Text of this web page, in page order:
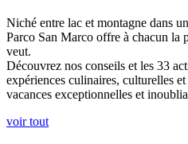
Niché entre lac et montagne dans
Parco San Marco offre à chacun la
veut.
Découvrez nos conseils et les 33
expériences culinaires, culturelles
vacances exceptionnelles et
voir tout